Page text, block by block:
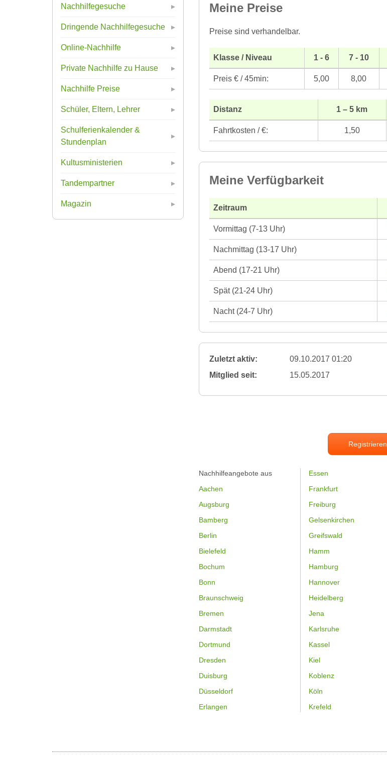
Nachhilfegesuche
Dringende Nachhilfegesuche
Online-Nachhilfe
Private Nachhilfe zu Hause
Nachhilfe Preise
Schüler, Eltern, Lehrer
Schulferienkalender &
Stundenplan
Kultusministerien
Tandempartner
Magazin
Meine Preise
Preise sind verhandelbar.
Klasse / Niveau 1 - 6 7 - 10
Preis € / 45min: 5,00 8,00
Distanz 1 – 5 km
Fahrtkosten / €: 1,50
Meine Verfügbarkeit
Zeitraum
Vormittag (7-13 Uhr)
Nachmittag (13-17 Uhr)
Abend (17-21 Uhr)
Spät (21-24 Uhr)
Nacht (24-7 Uhr)
Zuletzt aktiv: 09.10.2017 01:20
Mitglied seit:
15.05.2017
Registrieren
Nachhilfeangebote aus
Aachen
Augsburg
Bamberg
Berlin
Bielefeld
Bochum
Bonn
Braunschweig
Bremen
Darmstadt
Dortmund
Dresden
Duisburg
Düsseldorf
Erlangen
Essen
Frankfurt
Freiburg
Gelsenkirchen
Greifswald
Hamm
Hamburg
Hannover
Heidelberg
Jena
Karlsruhe
Kassel
Kiel
Koblenz
Köln
Krefeld